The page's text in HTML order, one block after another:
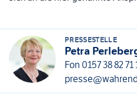
PRESSESTELLE
Petra
Fon 0157 38 82 71